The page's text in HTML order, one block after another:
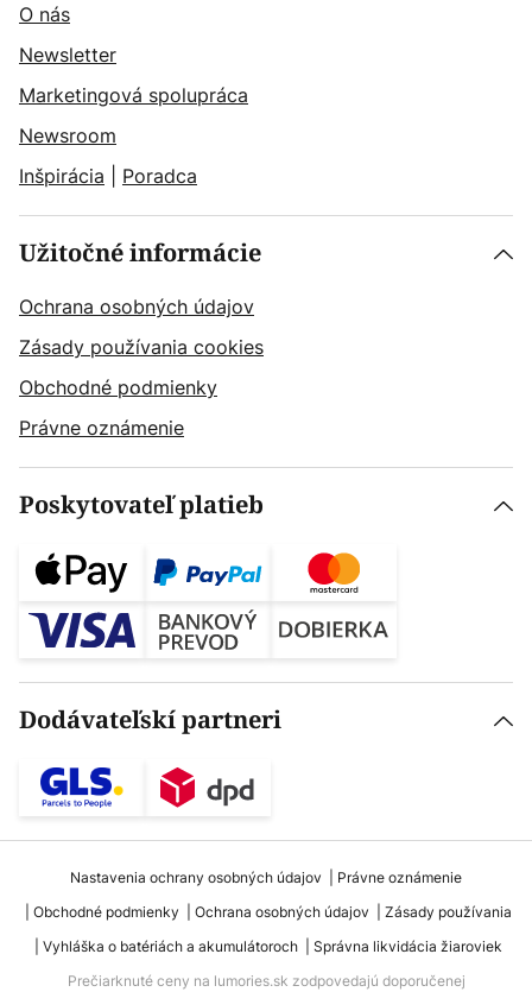
O nás
Newsletter
Marketingová spolupráca
Newsroom
Inšpirácia
Poradca
Užitočné informácie
Ochrana osobných údajov
Zásady používania cookies
Obchodné podmienky
Právne oznámenie
Poskytovateľ platieb
Dodávateľskí partneri
Nastavenia ochrany osobných údajov
Právne oznámenie
Obchodné podmienky
Ochrana osobných údajov
Zásady používania
Vyhláška o batériách a akumulátoroch
Správna likvidácia žiaroviek
Prečiarknuté ceny na lumories.sk zodpovedajú doporučenej